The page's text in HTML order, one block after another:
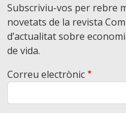
Subscriviu-vos per rebre
novetats de la revista
d’actualitat sobre
de vida.
Correu electrònic